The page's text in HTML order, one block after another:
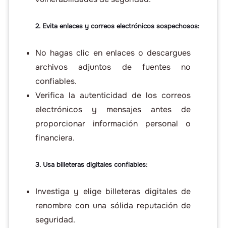
2. Evita enlaces y correos electrónicos sospechosos:
No hagas clic en enlaces o descargues
archivos adjuntos de fuentes no
confiables.
Verifica la autenticidad de los correos
electrónicos y mensajes antes de
proporcionar información personal o
financiera.
3. Usa billeteras digitales confiables:
Investiga y elige billeteras digitales de
renombre con una sólida reputación de
seguridad.